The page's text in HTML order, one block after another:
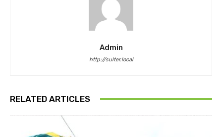
Admin
http://sulter.local
RELATED ARTICLES